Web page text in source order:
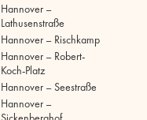
Hannover –
Lathusenstraße
Hannover – Rischkamp
Hannover – Robert-
Koch-Platz
Hannover – Seestraße
Hannover –